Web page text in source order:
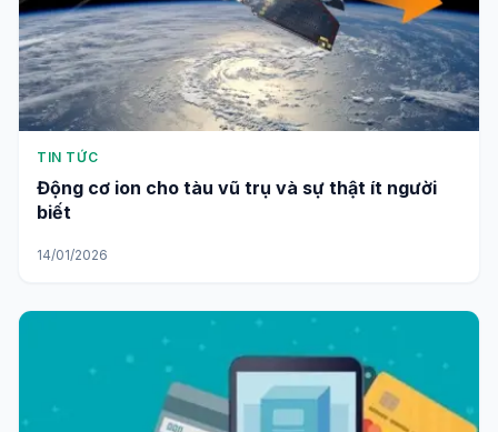
TIN TỨC
Động cơ ion cho tàu vũ trụ và sự thật ít người
biết
14/01/2026